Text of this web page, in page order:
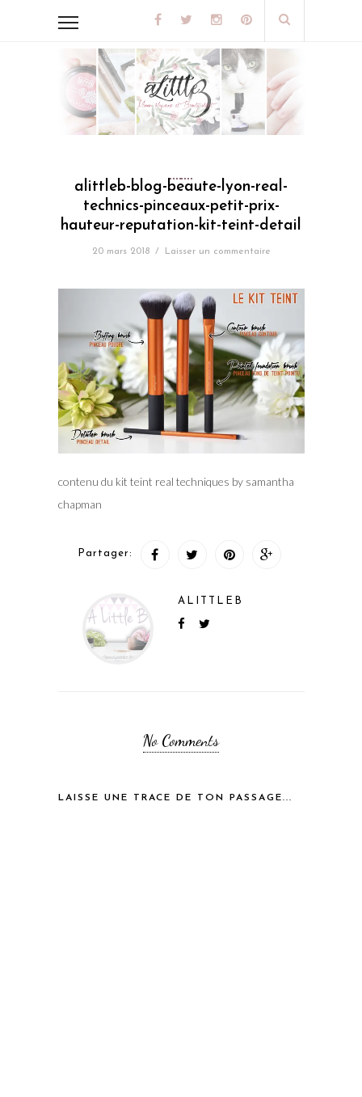
alittleb-blog-beaute-lyon-real-
technics-pinceaux-petit-prix-
hauteur-reputation-kit-teint-detail
20 mars 2018 / Laisser un commentaire
contenu du kit teint real techniques by samantha
chapman
Partager:
ALITTLEB
No Comments
LAISSE UNE TRACE DE TON PASSAGE...